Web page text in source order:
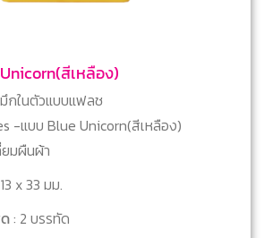
สีเหลือง)
กในตัวแบบแฟลช
-แบบ Blue Unicorn(สีเหลือง)
มผืนผ้า
x 33 มม.
: 2 บรรทัด